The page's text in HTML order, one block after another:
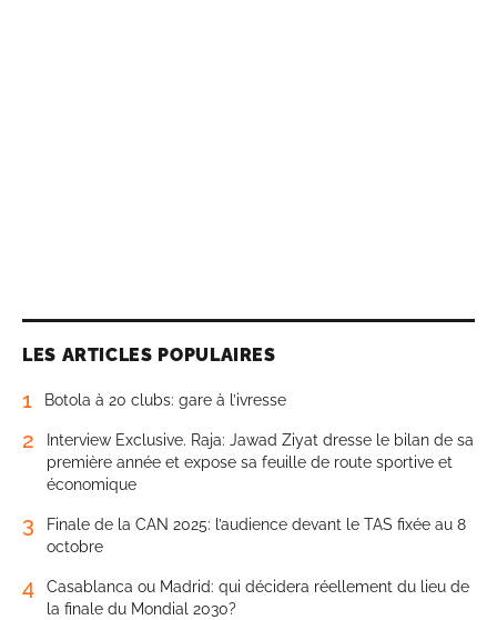
LES ARTICLES POPULAIRES
1 Botola à 20 clubs: gare à l’ivresse
2
Interview Exclusive. Raja: Jawad Ziyat dresse le bilan de sa
première année et expose sa feuille de route sportive et
économique
3
Finale de la CAN 2025: l’audience devant le TAS fixée au 8
octobre
4
Casablanca ou Madrid: qui décidera réellement du lieu de
la finale du Mondial 2030?